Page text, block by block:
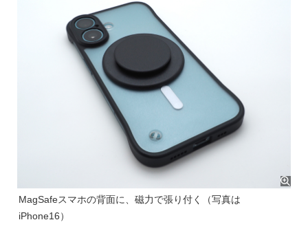
MagSafeスマホの背面に、磁力で張り付く（写真は
iPhone16）